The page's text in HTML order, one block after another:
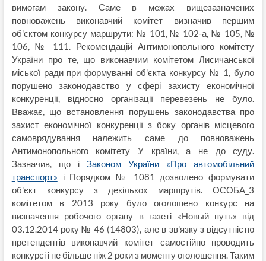
вимогам закону. Саме в межах вищезазначених
повноважень виконавчий комітет визначив першим
об'єктом конкурсу маршрути: № 101, № 102-а, № 105, №
106, № 111. Рекомендацій Антимонопольного комітету
України про те, що виконавчим комітетом Лисичанської
міської ради при формуванні об'єкта конкурсу № 1, було
порушено законодавство у сфері захисту економічної
конкуренції, відносно організації перевезень не було.
Вважає, що встановлення порушень законодавства про
захист економічної конкуренції з боку органів місцевого
самоврядування належить саме до повноважень
Антимонопольного комітету У країни, а не до суду.
Зазначив, що і Законом України «Про автомобільний
транспорт» і Порядком № 1081 дозволено формувати
об'єкт конкурсу з декількох маршрутів. ОСОБА_3
комітетом в 2013 року було оголошено конкурс на
визначення робочого органу в газеті «Новый путь» від
03.12.2014 року № 46 (14803), але в зв'язку з відсутністю
претендентів виконавчий комітет самостійно проводить
конкурсі і не більше ніж 2 роки з моменту оголошення. Таким